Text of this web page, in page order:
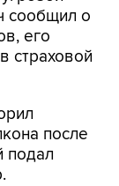
сообщил о
его
страховой
после
подал